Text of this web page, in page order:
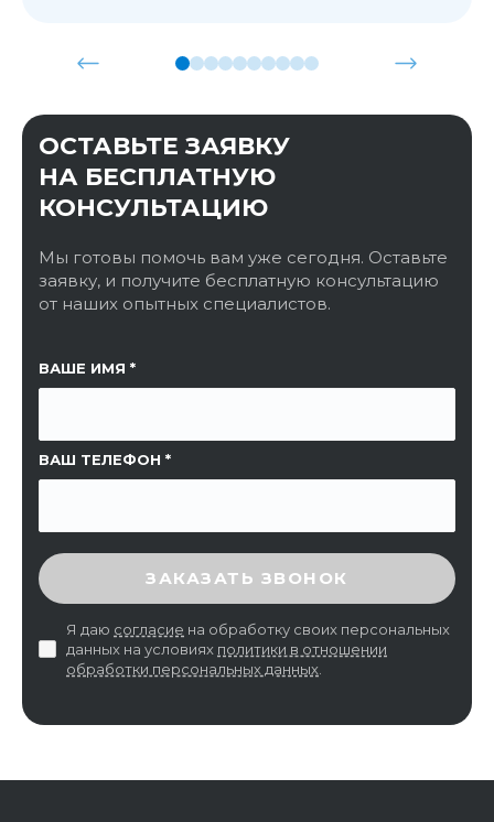
ОСТАВЬТЕ ЗАЯВКУ
НА БЕСПЛАТНУЮ
КОНСУЛЬТАЦИЮ
Мы готовы помочь вам уже сегодня. Оставьте
заявку, и получите бесплатную консультацию
от наших опытных специалистов.
ВАШЕ ИМЯ
ВАШ ТЕЛЕФОН
ССЫЛКА НА СТРАНИЦУ
ВВЕДИТЕ ПРОВЕРОЧНЫЙ КОД
ЗАКАЗАТЬ ЗВОНОК
Я даю согласие на обработку своих персональных
данных на условиях политики в отношении
обработки персональных данных